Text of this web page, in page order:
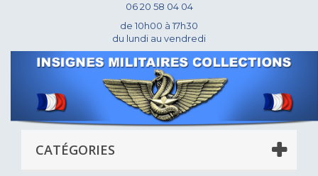
06 20 58 04 04
de 10h00 à 17h30
du lundi au vendredi
CATÉGORIES